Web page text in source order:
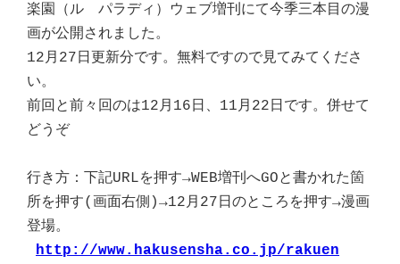
楽園（ル パラディ）ウェブ増刊にて今季三本目の漫
画が公開されました。
12月27日更新分です。無料ですので見てみてくださ
い。
前回と前々回のは12月16日、11月22日です。併せて
どうぞ
行き方：下記URLを押す→WEB増刊へGOと書かれた箇
所を押す(画面右側)→12月27日のところを押す→漫画
登場。
http://www.hakusensha.co.jp/rakuen